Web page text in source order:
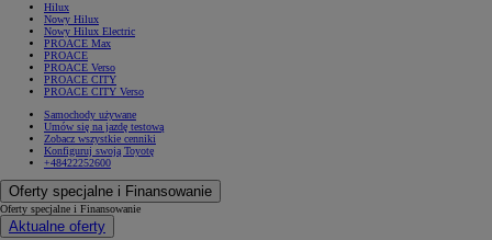
Hilux
Nowy Hilux
Nowy Hilux Electric
PROACE Max
PROACE
PROACE Verso
PROACE CITY
PROACE CITY Verso
Samochody używane
Umów się na jazdę testową
Zobacz wszystkie cenniki
Konfiguruj swoją Toyotę
+48422252600
Oferty specjalne i Finansowanie
Oferty specjalne i Finansowanie
Aktualne oferty